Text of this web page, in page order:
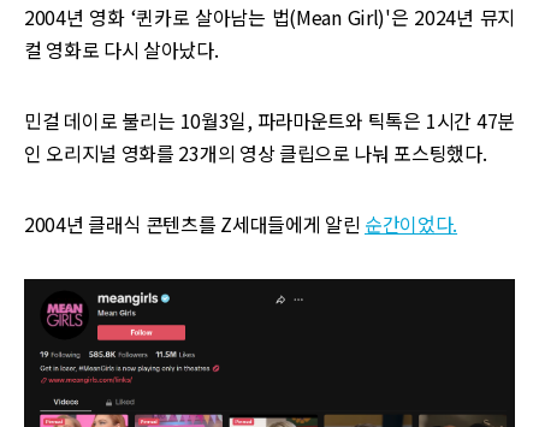
2004년 영화 ‘퀸카로 살아남는 법(Mean Girl)'은 2024년 뮤지
컬 영화로 다시 살아났다.
민걸 데이로 불리는 10월3일, 파라마운트와 틱톡은 1시간 47분
인 오리지널 영화를 23개의 영상 클립으로 나눠 포스팅했다.
2004년 클래식 콘텐츠를 Z세대들에게 알린 순간이었다.